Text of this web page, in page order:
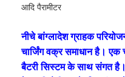
आदि पैरामीटर
नीचे बांग्लादेश ग्राहक
चार्जिंग वक्र समाधान है। एक
बैटरी सिस्टम के साथ संगत